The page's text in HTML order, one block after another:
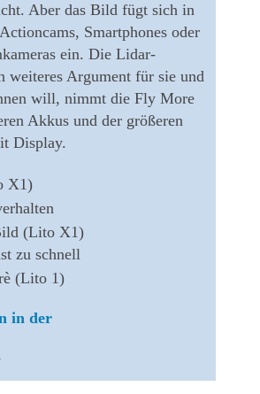
Aber das Bild fügt sich in
Smartphones oder
ein. Die Lidar-
weiteres Argument für sie und
will, nimmt die Fly More
Akkus und der größeren
Display.
X1)
(Lito X1)
zu schnell
(Lito 1)
in der